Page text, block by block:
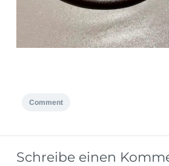
Comment
Schreibe einen